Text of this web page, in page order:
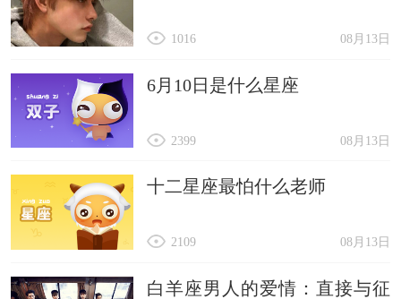
08月13日
1016
6月10日是什么星座
08月13日
2399
十二星座最怕什么老师
08月13日
2109
白羊座男人的爱情：直接与征